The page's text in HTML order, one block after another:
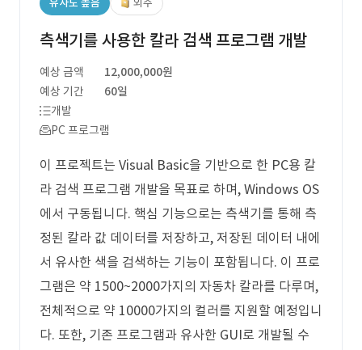
유사도 높음 외주
측색기를 사용한 칼라 검색 프로그램 개발
예상 금액
12,000,000원
예상 기간
60일
개발
PC 프로그램
이 프로젝트는 Visual Basic을 기반으로 한 PC용 칼
라 검색 프로그램 개발을 목표로 하며, Windows OS
에서 구동됩니다. 핵심 기능으로는 측색기를 통해 측
정된 칼라 값 데이터를 저장하고, 저장된 데이터 내에
서 유사한 색을 검색하는 기능이 포함됩니다. 이 프로
그램은 약 1500~2000가지의 자동차 칼라를 다루며,
전체적으로 약 10000가지의 컬러를 지원할 예정입니
다. 또한, 기존 프로그램과 유사한 GUI로 개발될 수